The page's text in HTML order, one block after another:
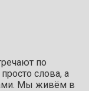
по
слова, а
Мы живём в